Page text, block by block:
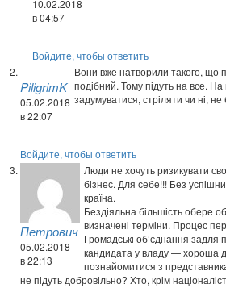
10.02.2018
в 04:57
Войдите, чтобы ответить
PiligrimK
05.02.2018
в 22:07
Вони вже натворили такого, що
подібний. Тому підуть на все.
задумуватися, стріляти чи ні, не
Войдите, чтобы ответить
Петрович
05.02.2018
в 22:13
Люди не хочуть ризикувати
бізнес. Для себе!!! Без
країна.
Бездіяльна більшість обере
визначені терміни. Процес
Громадські об’єднання задля
кандидата у владу — хороша
познайомитися з
не підуть добровільно? Хто, крім